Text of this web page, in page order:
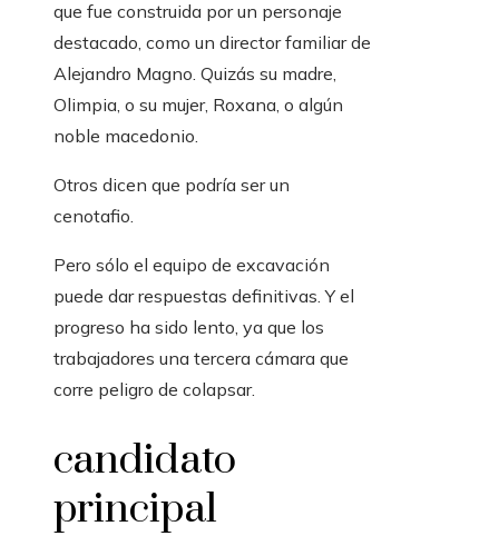
que fue construida por un personaje
destacado, como un director familiar de
Alejandro Magno. Quizás su madre,
Olimpia, o su mujer, Roxana, o algún
noble macedonio.
Otros dicen que podría ser un
cenotafio.
Pero sólo el equipo de excavación
puede dar respuestas definitivas. Y el
progreso ha sido lento, ya que los
trabajadores una tercera cámara que
corre peligro de colapsar.
candidato
principal